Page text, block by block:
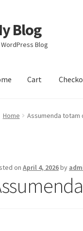
Blog
WordPress Blog
Cart
Checkout My
Home Assumenda totam
onApril 4, 2026by